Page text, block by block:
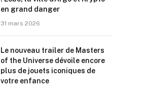
en grand danger
31 mars 2026
Le nouveau trailer de Masters
of the Universe dévoile encore
plus de jouets iconiques de
votre enfance